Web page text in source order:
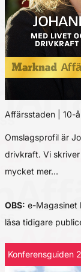
Affärsstaden | 10-
Omslagsprofil är
drivkraft. Vi
mycket mer…
OBS: e-Magasinet
läsa tidigare
Konferensguiden